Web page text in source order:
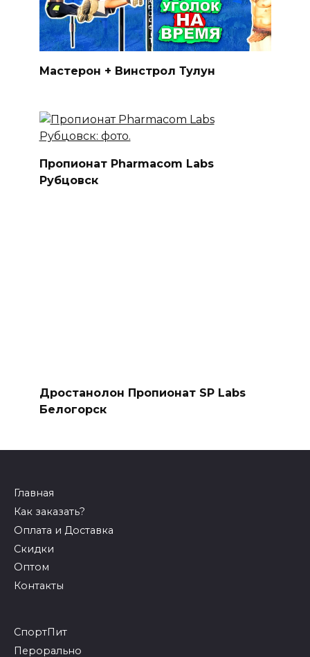
Мастерон + Винстрол Тулун
Пропионат Pharmacom Labs
Рубцовск
Дростанолон Пропионат SP Labs
Белогорск
Главная
Как заказать?
Оплата и Доставка
Скидки
Оптом
Контакты
СпортПит
Перорально